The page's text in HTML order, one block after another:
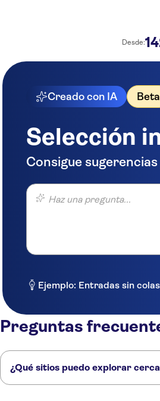
Desde:
Creado con IA Beta
Selección
Consigue
Haz una pregunta...
Ejemplo: Entradas sin
Preguntas
¿Qué sitios puedo explorar